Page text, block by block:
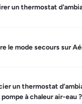
un thermostat
le mode secours sur
un thermostat
à chaleur air-eau ?